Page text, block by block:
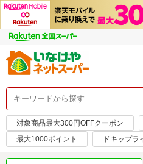
対象商品最大300円OFFクーポン
最大1000ポイント
ドキップラ